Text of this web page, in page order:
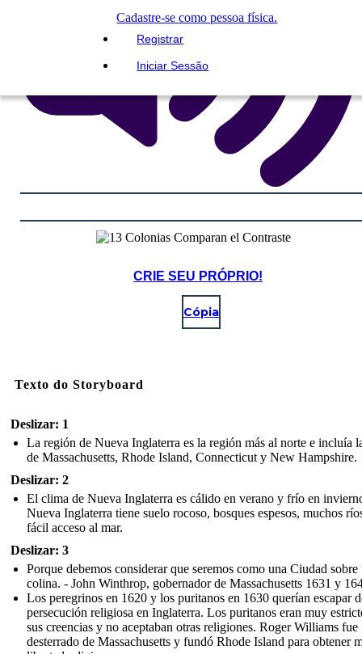
Cadastre-se como pessoa física.
Registrar
Iniciar Sessão
CRIE SEU PRÓPRIO!
Cópia
Texto do Storyboard
Deslizar: 1
La región de Nueva Inglaterra es la región más al norte e incluía
de Massachusetts, Rhode Island, Connecticut y New Hampshire.
Deslizar: 2
El clima de Nueva Inglaterra es cálido en verano y frío en
Nueva Inglaterra tiene suelo rocoso, bosques espesos, muchos
fácil acceso al mar.
Deslizar: 3
Porque debemos considerar que seremos como una Ciudad sobre
colina. - John Winthrop, gobernador de Massachusetts 1631 y
Los peregrinos en 1620 y los puritanos en 1630 querían escapar
persecución religiosa en Inglaterra. Los puritanos eran muy
sus creencias y no aceptaban otras religiones. Roger Williams fue
desterrado de Massachusetts y fundó Rhode Island para obtener